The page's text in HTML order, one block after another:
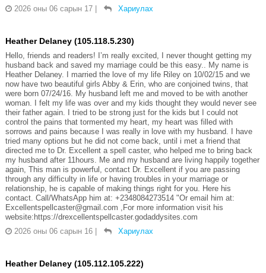
2026 оны 06 сарын 17
Хариулах
Heather Delaney (105.118.5.230)
Hello, friends and readers! I’m really excited, I never thought getting my
husband back and saved my marriage could be this easy.. My name is
Heather Delaney. I married the love of my life Riley on 10/02/15 and we
now have two beautiful girls Abby & Erin, who are conjoined twins, that
were born 07/24/16. My husband left me and moved to be with another
woman. I felt my life was over and my kids thought they would never see
their father again. I tried to be strong just for the kids but I could not
control the pains that tormented my heart, my heart was filled with
sorrows and pains because I was really in love with my husband. I have
tried many options but he did not come back, until i met a friend that
directed me to Dr. Excellent a spell caster, who helped me to bring back
my husband after 11hours. Me and my husband are living happily together
again, This man is powerful, contact Dr. Excellent if you are passing
through any difficulty in life or having troubles in your marriage or
relationship, he is capable of making things right for you. Here his
contact. Call/WhatsApp him at: +2348084273514 "Or email him at:
Excellentspellcaster@gmail.com ,For more information visit his
website:https://drexcellentspellcaster.godaddysites.com
2026 оны 06 сарын 16
Хариулах
Heather Delaney (105.112.105.222)